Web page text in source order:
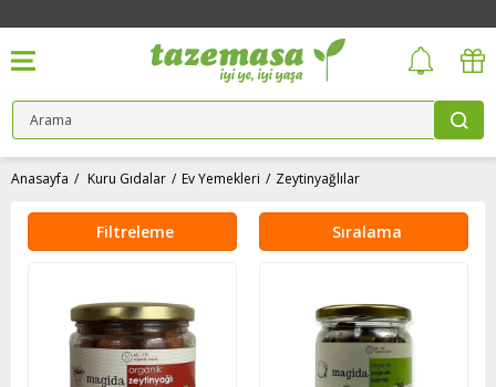
Anasayfa Kuru Gıdalar Ev Yemekleri Zeytinyağlılar
Filtreleme Sıralama